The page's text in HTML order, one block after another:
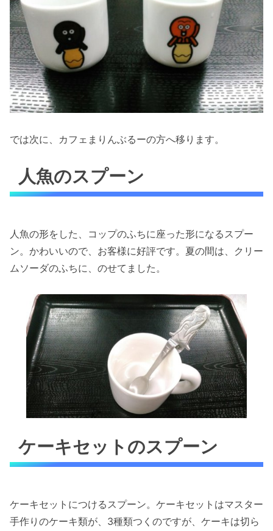
では次に、カフェまりんぶるーの方へ移ります。
人魚のスプーン
人魚の形をした、コップのふちに座った形になるスプー
ン。かわいいので、お客様に好評です。夏の間は、クリー
ムソーダのふちに、のせてました。
ケーキセットのスプーン
ケーキセットにつけるスプーン。ケーキセットはマスター
手作りのケーキ類が、3種類つくのですが、ケーキは切ら